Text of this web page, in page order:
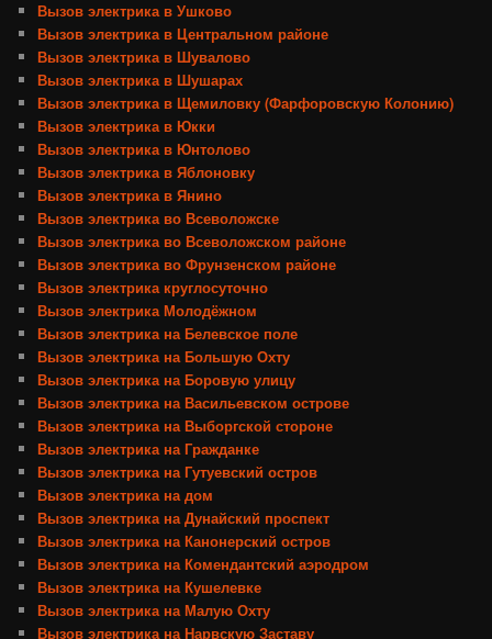
Вызов электрика в Ушково
Вызов электрика в Центральном районе
Вызов электрика в Шувалово
Вызов электрика в Шушарах
Вызов электрика в Щемиловку (Фарфоровскую Колонию)
Вызов электрика в Юкки
Вызов электрика в Юнтолово
Вызов электрика в Яблоновку
Вызов электрика в Янино
Вызов электрика во Всеволожске
Вызов электрика во Всеволожском районе
Вызов электрика во Фрунзенском районе
Вызов электрика круглосуточно
Вызов электрика Молодёжном
Вызов электрика на Белевское поле
Вызов электрика на Большую Охту
Вызов электрика на Боровую улицу
Вызов электрика на Васильевском острове
Вызов электрика на Выборгской стороне
Вызов электрика на Гражданке
Вызов электрика на Гутуевский остров
Вызов электрика на дом
Вызов электрика на Дунайский проспект
Вызов электрика на Канонерский остров
Вызов электрика на Комендантский аэродром
Вызов электрика на Кушелевке
Вызов электрика на Малую Охту
Вызов электрика на Нарвскую Заставу